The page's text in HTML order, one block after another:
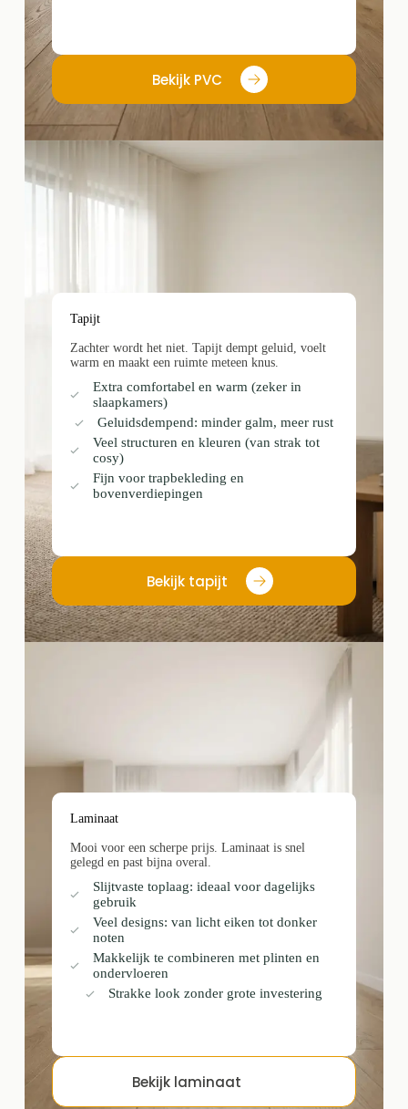
Bekijk PVC
Tapijt
Zachter wordt het niet. Tapijt dempt geluid, voelt
warm en maakt een ruimte meteen knus.
Extra comfortabel en warm (zeker in
slaapkamers)
Geluidsdempend: minder galm, meer rust
Veel structuren en kleuren (van strak tot
cosy)
Fijn voor trapbekleding en
bovenverdiepingen
Bekijk tapijt
Laminaat
Mooi voor een scherpe prijs. Laminaat is snel
gelegd en past bijna overal.
Slijtvaste toplaag: ideaal voor dagelijks
gebruik
Veel designs: van licht eiken tot donker
noten
Makkelijk te combineren met plinten en
ondervloeren
Strakke look zonder grote investering
Bekijk laminaat